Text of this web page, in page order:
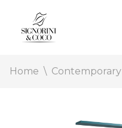
Home Contemporary